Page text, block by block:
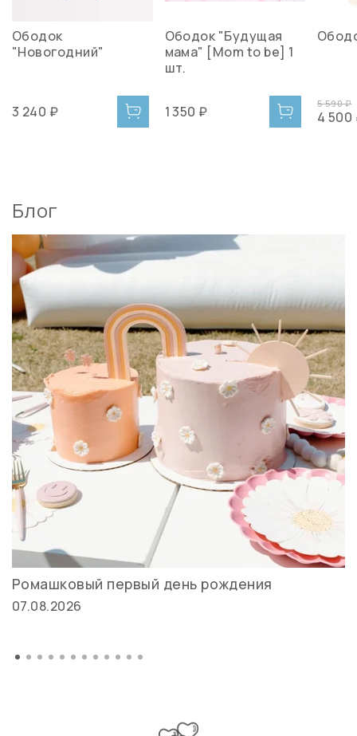
Ободок
"Новогодний"
3 240 ₽
Ободок "Будущая
мама" [Mom to be] 1
шт.
1 350 ₽ 5 590 ₽
4 500
Блог
Ромашковый первый день рождения
07.08.2026